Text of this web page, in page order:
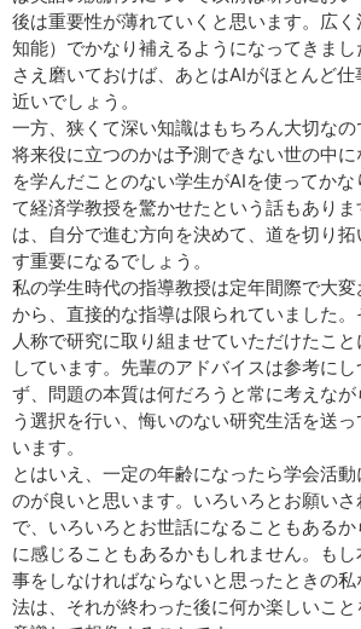
後は重要性が薄れていくと思います。広
知能）でかなり補えるようになってきま
さえ磨いておけば、あとはAIがほとんど
近いでしょう。
一方、狭くて深い知識はもちろん大切な
将来役に立つのかは予測できない世の中
を学んだことのない学生がAIを使ってか
て経済学教授を驚かせたという話もあり
は、自分で進む方向を決めて、道を切り
す重要になるでしょう。
私の学生時代の指導教授は定年間際で大
から、直接的な指導は限られていました
人称で研究に取り組ませていただけたこ
しています。先輩のアドバイスは参考に
ず、問題の本質は何だろうと常に考えな
う選択を行い、悔いのない研究生活を送
います。
とはいえ、一定の年齢になったら学会活
のが良いと思います。いろいろとお願い
で、いろいろとお世話になることもある
に感じることもあるかもしれません。も
事をしなければならないと思ったときの
法は、それが終わった後に何か楽しいこと